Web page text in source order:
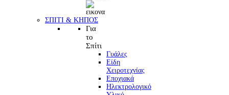
ΣΠΙΤΙ & ΚΗΠΟΣ
Για
το
Σπίτι
Γυάλες
Είδη
Χειροτεχνίας
Εποχιακά
Ηλεκτρολογικό